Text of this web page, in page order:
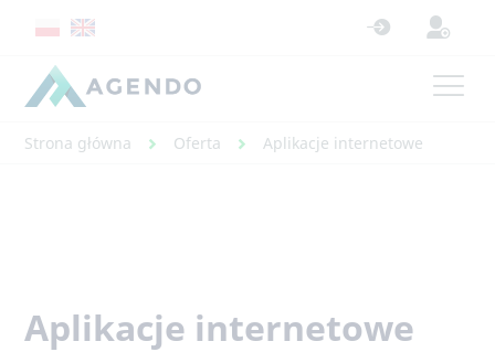
Strona główna Oferta Aplikacje internetowe
Aplikacje internetowe